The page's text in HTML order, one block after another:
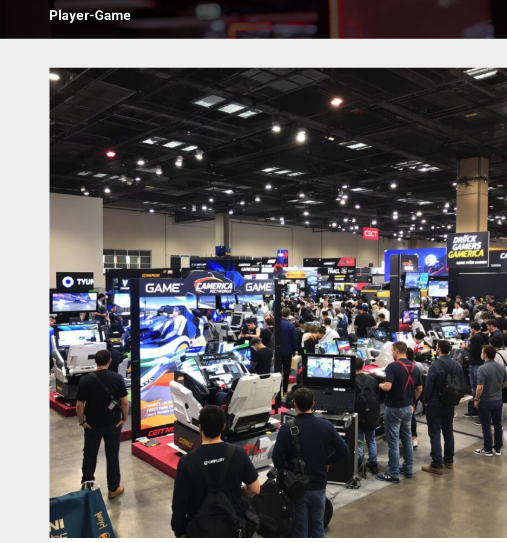
content
Player-Game